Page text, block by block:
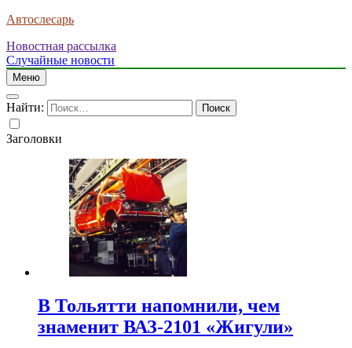
Автослесарь
Новостная рассылка
Случайные новости
Меню
Найти:
Заголовки
В Тольятти напомнили, чем
знаменит ВАЗ-2101 «Жигули»